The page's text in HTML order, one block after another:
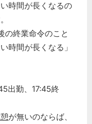
時間が長くなるの
終業命令のこと
時間が長くなる」
出勤、17:45終
が無いのならば、